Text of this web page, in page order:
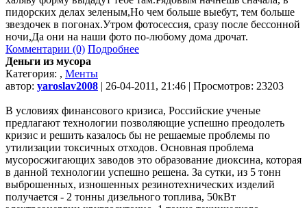
пидорских делах зеленым,Но чем больше выебут, тем больше
звездочек в погонах.Утром фотосессия, сразу после бессонной
ночи,Да они на наши фото по-любому дома дрочат.
Комментарии (0) Подробнее
Деньги из мусора
Категория: , Менты
автор: yaroslav2008 | 26-04-2011, 21:46 | Просмотров: 23203
В условиях финансового кризиса, Российские ученые
предлагают технологии позволяющие успешно преодолеть
кризис и решить казалось бы не решаемые проблемы по
утилизации токсичных отходов. Основная проблема
мусоросжигающих заводов это образование диоксина, которая
в данной технологии успешно решена. За сутки, из 5 тонн
выброшенных, изношенных резинотехнических изделий
получается - 2 тонны дизельного топлива, 50кВт